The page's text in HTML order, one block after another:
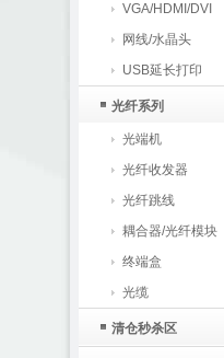
VGA/HDMI/DVI
网线/水晶头
USB延长打印
光纤系列
光端机
光纤收发器
光纤跳线
耦合器/光纤模块
终端盒
光缆
清仓秒杀区